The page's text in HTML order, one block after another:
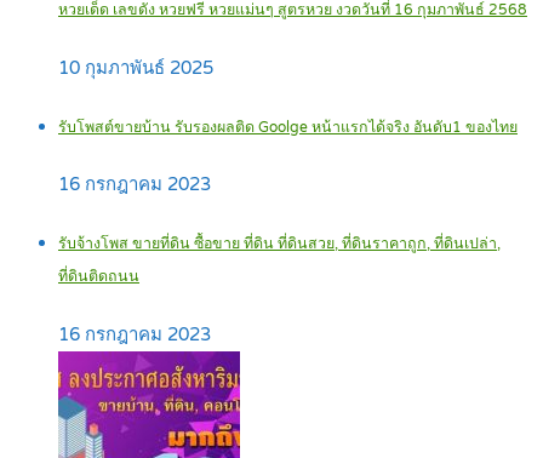
หวยเด็ด เลขดัง หวยฟรี หวยแม่นๆ สูตรหวย งวดวันที่ 16 กุมภาพันธ์ 2568
10 กุมภาพันธ์ 2025
รับโพสต์ขายบ้าน รับรองผลติด Goolge หน้าแรกได้จริง อันดับ1 ของไทย
16 กรกฎาคม 2023
รับจ้างโพส ขายที่ดิน ซื้อขาย ที่ดิน ที่ดินสวย, ที่ดินราคาถูก, ที่ดินเปล่า,
ที่ดินติดถนน
16 กรกฎาคม 2023